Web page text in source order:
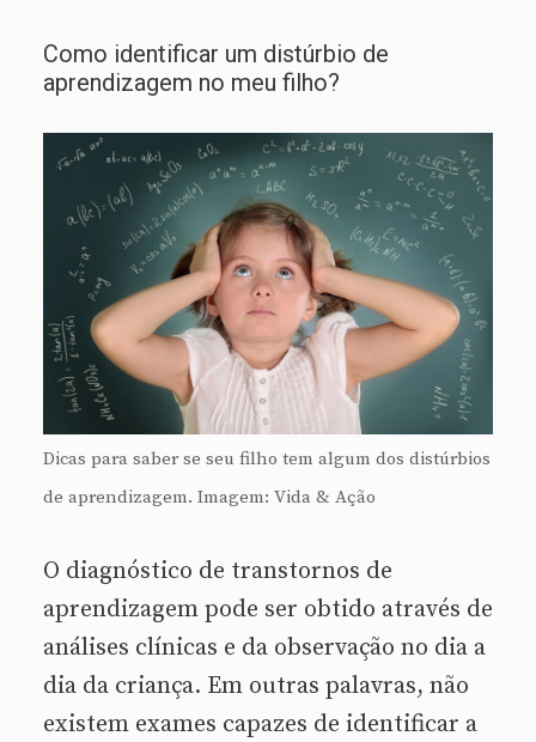
Como identificar um distúrbio de
aprendizagem no meu filho?
Dicas para saber se seu filho tem algum dos distúrbios
de aprendizagem. Imagem: Vida & Ação
O diagnóstico de transtornos de
aprendizagem pode ser obtido através de
análises clínicas e da observação no dia a
dia da criança. Em outras palavras, não
existem exames capazes de identificar a